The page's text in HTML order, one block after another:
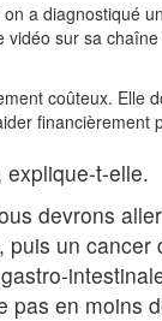
a diagnostiqué
sur sa chaîne
coûteux. Elle
explique-t-elle.
devrons
puis un
pas en moins